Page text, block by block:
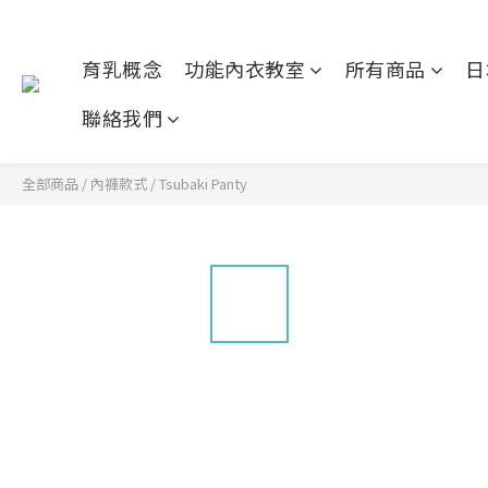
育乳概念 功能內衣教室 所有商品
聯絡我們
全部商品 / 內褲款式 /Tsubaki Panty